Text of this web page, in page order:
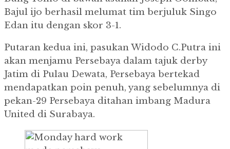
Bajul ijo berhasil melumat tim berjuluk Singo
Edan itu dengan skor 3-1.
Putaran kedua ini, pasukan Widodo C.Putra ini
akan menjamu Persebaya dalam tajuk derby
Jatim di Pulau Dewata, Persebaya bertekad
mendapatkan poin penuh, yang sebelumnya di
pekan-29 Persebaya ditahan imbang Madura
United di Surabaya.